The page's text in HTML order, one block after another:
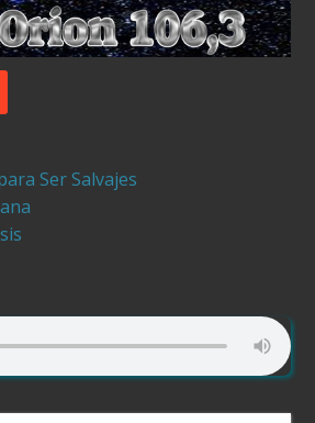
para el Mundo la mejor musica ,tu
Ser Salvajes